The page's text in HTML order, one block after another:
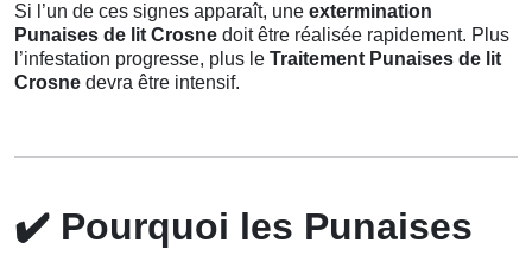
Si l’un de ces signes apparaît, une extermination
Punaises de lit Crosne doit être réalisée rapidement. Plus
l’infestation progresse, plus le Traitement Punaises de lit
Crosne devra être intensif.
✔️ Pourquoi les Punaises